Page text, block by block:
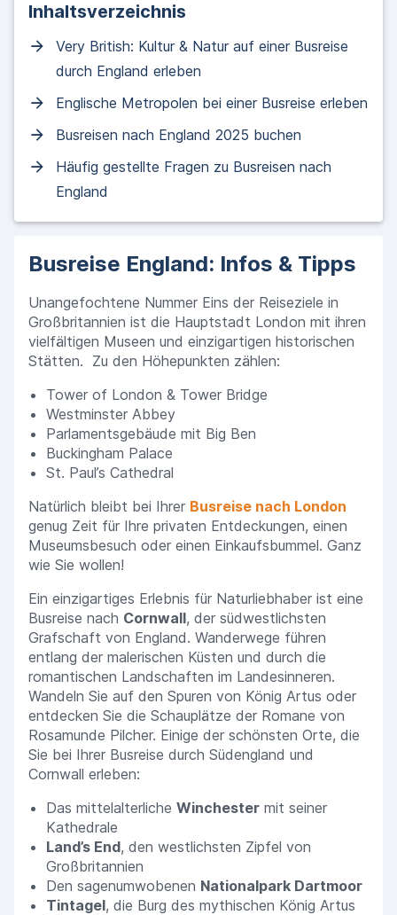
Inhaltsverzeichnis
Very British: Kultur & Natur auf einer Busreise
durch England erleben
Englische Metropolen bei einer Busreise erleben
Busreisen nach England 2025 buchen
Häufig gestellte Fragen zu Busreisen nach
England
Busreise England: Infos & Tipps
Unangefochtene Nummer Eins der Reiseziele in
Großbritannien ist die Hauptstadt London mit ihren
vielfältigen Museen und einzigartigen historischen
Stätten. Zu den Höhepunkten zählen:
Tower of London & Tower Bridge
Westminster Abbey
Parlamentsgebäude mit Big Ben
Buckingham Palace
St. Paul’s Cathedral
Natürlich bleibt bei Ihrer Busreise nach London
genug Zeit für Ihre privaten Entdeckungen, einen
Museumsbesuch oder einen Einkaufsbummel. Ganz
wie Sie wollen!
Ein einzigartiges Erlebnis für Naturliebhaber ist eine
Busreise nach Cornwall, der südwestlichsten
Grafschaft von England. Wanderwege führen
entlang der malerischen Küsten und durch die
romantischen Landschaften im Landesinneren.
Wandeln Sie auf den Spuren von König Artus oder
entdecken Sie die Schauplätze der Romane von
Rosamunde Pilcher. Einige der schönsten Orte, die
Sie bei Ihrer Busreise durch Südengland und
Cornwall erleben:
Das mittelalterliche Winchester mit seiner
Kathedrale
Land’s End, den westlichsten Zipfel von
Großbritannien
Den sagenumwobenen Nationalpark Dartmoor
Tintagel, die Burg des mythischen König Artus